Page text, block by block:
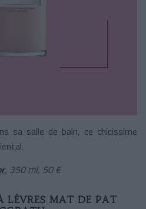
sa salle de bain, ce chicissime
, 350 ml, 50 €
LÈVRES MAT DE PAT